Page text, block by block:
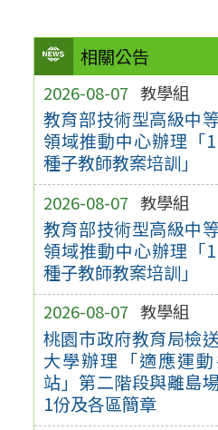
相關公告
2026-08-07 教學組
教育部技術型高級中
領域推動中心辦理「
種子教師教案培訓」
2026-08-07 教學組
教育部技術型高級中
領域推動中心辦理「
種子教師教案培訓」
2026-08-07 教學組
桃園市政府教育局檢
大學辦理「適應運
站」第二階段與離島
1份及各區簡章